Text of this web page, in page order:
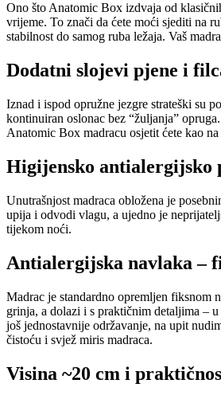
Ono što Anatomic Box izdvaja od
vrijeme. To znači da ćete moći sjediti na
stabilnost do samog ruba ležaja. Vaš
Dodatni slojevi pjene i
Iznad i ispod opružne jezgre strateški su
kontinuiran oslonac bez “žuljanja”
Anatomic Box madracu osjetit ćete kao
Higijensko antialergijsko
Unutrašnjost madraca obložena je
upija i odvodi vlagu, a ujedno je
tijekom noći.
Antialergijska navlaka –
Madrac je standardno opremljen fiksnom
grinja, a dolazi i s praktičnim detaljima –
još jednostavnije održavanje, na upit
čistoću i svjež miris madraca.
Visina ~20 cm i